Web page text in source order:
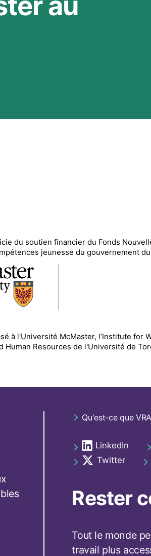
du soutien financier du Fonds
jeunesse du gouvernement du
à l'Université McMaster, l’Institute for
Human Resources de l'Université de
Footer
Qu'est-ce que
Social
links
LinkedIn
opens in a new
Twitter
opens in a new
Rester
Tout le monde
travail plus